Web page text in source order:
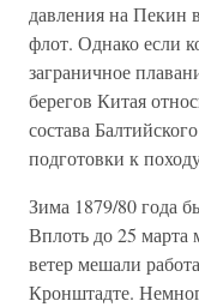
давления на Пекин
флот. Однако если
заграничное
берегов Китая
состава
подготовки к
Зима 1879/80 года
Вплоть до 25
ветер мешали
Кронштадте.